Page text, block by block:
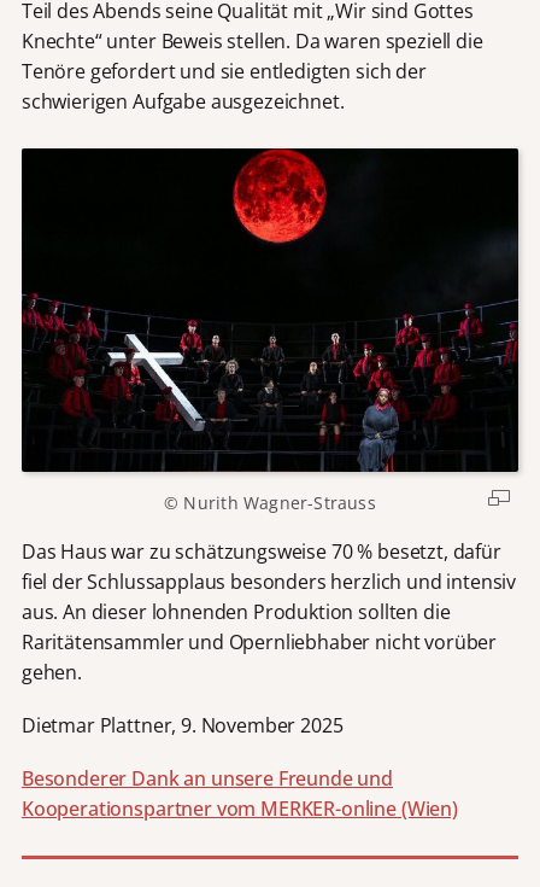
Teil des Abends seine Qualität mit „Wir sind Gottes
Knechte“ unter Beweis stellen. Da waren speziell die
Tenöre gefordert und sie entledigten sich der
schwierigen Aufgabe ausgezeichnet.
© Nurith Wagner-Strauss
Das Haus war zu schätzungsweise 70 % besetzt, dafür
fiel der Schlussapplaus besonders herzlich und intensiv
aus. An dieser lohnenden Produktion sollten die
Raritätensammler und Opernliebhaber nicht vorüber
gehen.
Dietmar Plattner, 9. November 2025
Besonderer Dank an unsere Freunde und
Kooperationspartner vom MERKER-online (Wien)